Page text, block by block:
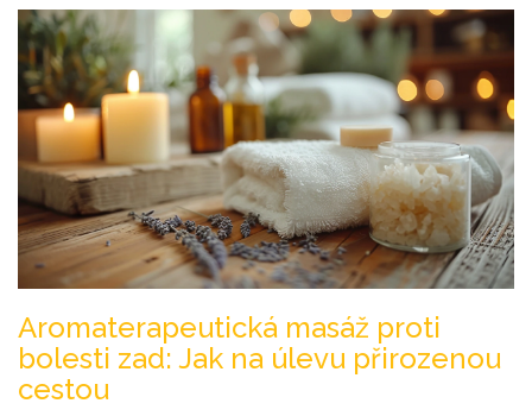
Aromaterapeutická masáž proti
bolesti zad: Jak na úlevu přirozenou
cestou